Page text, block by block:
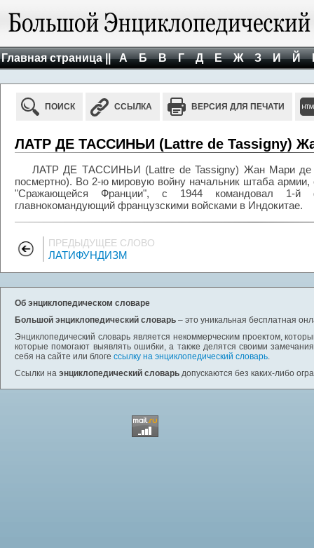
Главная страница || А Б В Г Д Е Ж З И Й
ПОИСК ССЫЛКА ВЕРСИЯ ДЛЯ ПЕЧАТИ
ЛАТР ДЕ ТАССИНЬИ (Lattre de Tassigny)
ЛАТР ДЕ ТАССИНЬИ (Lattre de Tassigny) Жан Мари де
посмертно). Во 2-ю мировую войну начальник штаба
"Сражающейся Франции", с 1944 командовал 1-й
главнокомандующий французскими войсками в Индокитае.
ПРЕДЫДУЩЕЕ СЛОВО
ЛАТИФУНДИЗМ
Об энциклопедическом словаре
Большой энциклопедический словарь – это уникальная бесплатная
Энциклопедический словарь является некоммерческим проектом,
которые помогают выявлять ошибки, а также делятся своими
себя на сайте или блоге ссылку на энциклопедический словарь.
Ссылки на энциклопедический словарь допускаются без каких-либо